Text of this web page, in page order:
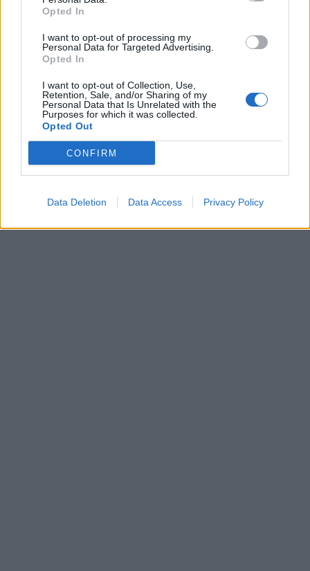
Opted In
I want to opt-out of processing my
Personal Data for Targeted Advertising.
Opted In
I want to opt-out of Collection, Use,
Retention, Sale, and/or Sharing of my
Personal Data that Is Unrelated with the
Purposes for which it was collected.
Opted Out
CONFIRM
Data Deletion Data Access Privacy Policy
In evidenza